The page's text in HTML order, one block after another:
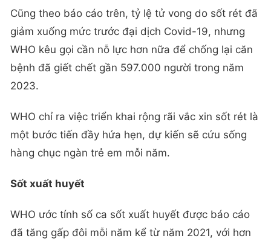
Cũng theo báo cáo trên, tỷ lệ tử vong do sốt rét đã
giảm xuống mức trước đại dịch Covid-19, nhưng
WHO kêu gọi cần nỗ lực hơn nữa để chống lại căn
bệnh đã giết chết gần 597.000 người trong năm
2023.
WHO chỉ ra việc triển khai rộng rãi vắc xin sốt rét là
một bước tiến đầy hứa hẹn, dự kiến sẽ cứu sống
hàng chục ngàn trẻ em mỗi năm.
Sốt xuất huyết
WHO ước tính số ca sốt xuất huyết được báo cáo
đã tăng gấp đôi mỗi năm kể từ năm 2021, với hơn